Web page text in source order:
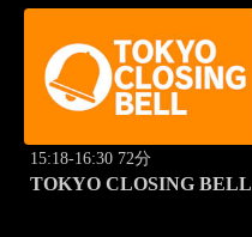
15:18-16:30 72分
TOKYO CLOSING BELL